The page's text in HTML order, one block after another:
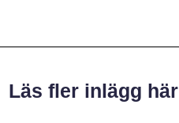
Läs fler inlägg här